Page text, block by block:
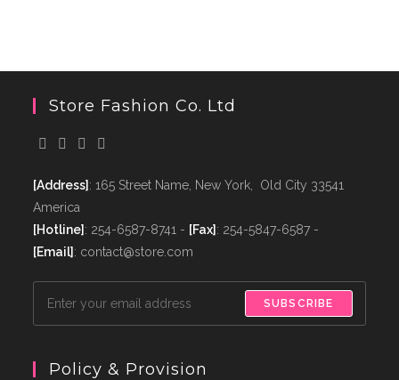
Store Fashion Co. Ltd
[Address]: 165 Street Name, New York, Old City 33541
America
[Hotline]: 254-6587-8741 - [Fax]: 254-5847-6587 -
[Email]: contact@store.com
SUBSCRIBE
Policy & Provision